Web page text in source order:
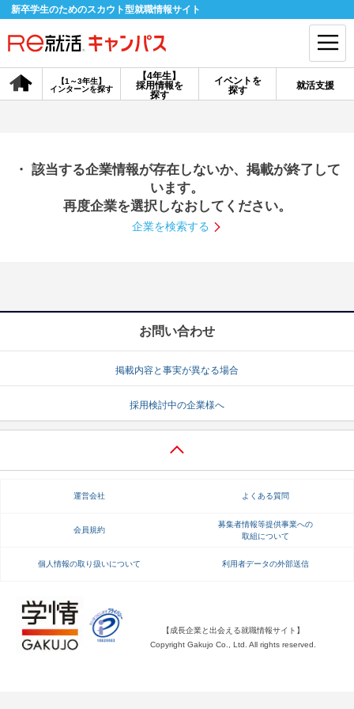
新卒学生のためのスカウト型就職情報サイト
【4年生】
採用情報を
探す
【1～3年生】
インターンを探す
イベントを
探す
就活支援
会員登録 ログイン
探す
【4年生】
説明会を探す
就活ノウハウ・サポート
就活ノウハウが満載！ お役立ち記事・相談室など
就活ニュースペーパー よくある質問
不明点があればこちら
・ 該当する企業情報が存在しないか、掲載が終了して
います。
再度企業を選択しなおしてください。
企業を検索する
お問い合わせ
掲載内容と事実が異なる場合
採用検討中の企業様へ
運営会社 よくある質問
会員規約
募集者情報等提供事業への
取組について
個人情報の取り扱いについて 利用者データの外部送信
【成長企業と出会える就職情報サイト】
Copyright Gakujo Co., Ltd. All rights reserved.